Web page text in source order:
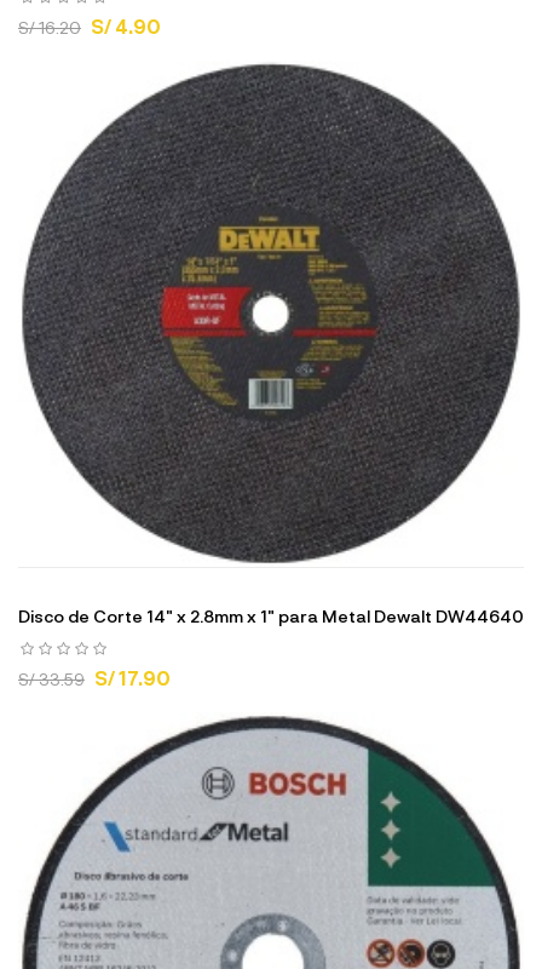
S/ 16.20 S/ 4.90
Disco de Corte 14" x 2.8mm x 1" para Metal Dewalt DW44640
S/ 33.59 S/ 17.90